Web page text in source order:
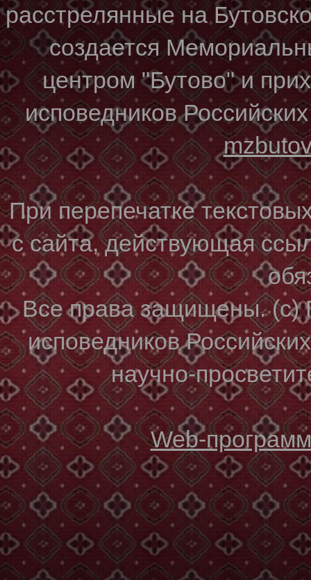
расстрелянные на
создается
центром "Бутово" и
исповедников
При перепечатке
с сайта, действующая
Все права защищены. (с)
исповедников
научно-
Web-